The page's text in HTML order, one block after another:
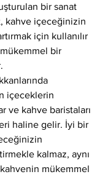
bir sanat
kahve içeceğinizin
için kullanılır
bir
içeceklerin
ve kahve baristaları
haline gelir. İyi bir
kalmaz, aynı
mükemmel